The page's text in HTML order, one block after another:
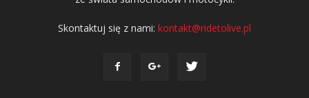
Skontaktuj się z nami: kontakt@ridetolive.pl